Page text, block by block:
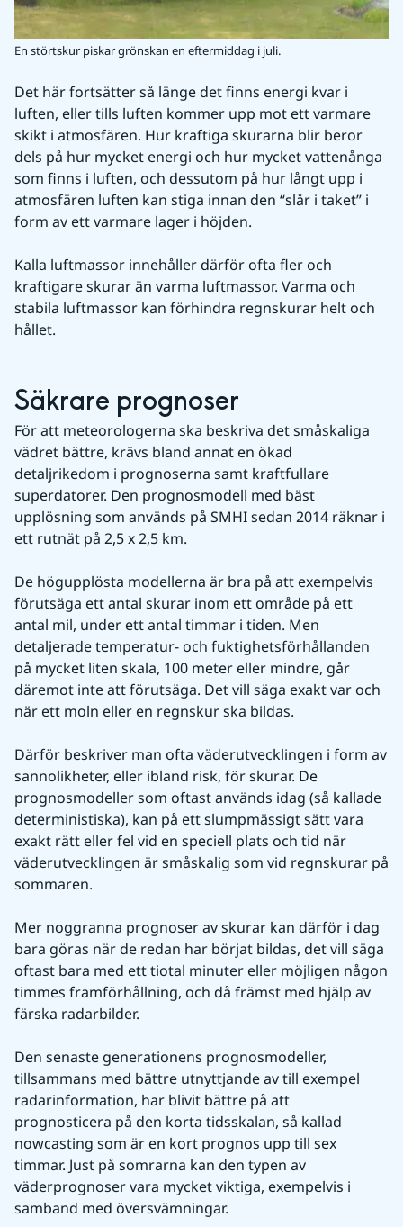
En störtskur piskar grönskan en eftermiddag i juli.
Det här fortsätter så länge det finns energi kvar i
luften, eller tills luften kommer upp mot ett varmare
skikt i atmosfären. Hur kraftiga skurarna blir beror
dels på hur mycket energi och hur mycket vattenånga
som finns i luften, och dessutom på hur långt upp i
atmosfären luften kan stiga innan den “slår i taket” i
form av ett varmare lager i höjden.
Kalla luftmassor innehåller därför ofta fler och
kraftigare skurar än varma luftmassor. Varma och
stabila luftmassor kan förhindra regnskurar helt och
hållet.
Säkrare prognoser
För att meteorologerna ska beskriva det småskaliga
vädret bättre, krävs bland annat en ökad
detaljrikedom i prognoserna samt kraftfullare
superdatorer. Den prognosmodell med bäst
upplösning som används på SMHI sedan 2014 räknar i
ett rutnät på 2,5 x 2,5 km.
De högupplösta modellerna är bra på att exempelvis
förutsäga ett antal skurar inom ett område på ett
antal mil, under ett antal timmar i tiden. Men
detaljerade temperatur- och fuktighetsförhållanden
på mycket liten skala, 100 meter eller mindre, går
däremot inte att förutsäga. Det vill säga exakt var och
när ett moln eller en regnskur ska bildas.
Därför beskriver man ofta väderutvecklingen i form av
sannolikheter, eller ibland risk, för skurar. De
prognosmodeller som oftast används idag (så kallade
deterministiska), kan på ett slumpmässigt sätt vara
exakt rätt eller fel vid en speciell plats och tid när
väderutvecklingen är småskalig som vid regnskurar på
sommaren.
Mer noggranna prognoser av skurar kan därför i dag
bara göras när de redan har börjat bildas, det vill säga
oftast bara med ett tiotal minuter eller möjligen någon
timmes framförhållning, och då främst med hjälp av
färska radarbilder.
Den senaste generationens prognosmodeller,
tillsammans med bättre utnyttjande av till exempel
radarinformation, har blivit bättre på att
prognosticera på den korta tidsskalan, så kallad
nowcasting som är en kort prognos upp till sex
timmar. Just på somrarna kan den typen av
väderprognoser vara mycket viktiga, exempelvis i
samband med översvämningar.